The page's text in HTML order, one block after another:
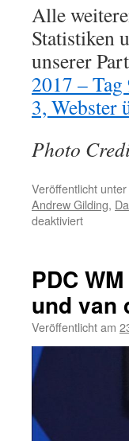
Alle
Statistiken
unserer
2017 –
3, Webster
Photo
Veröffentlicht unter
Andrew Gilding,
deaktiviertfür
–
Tag
9
–
Abend:
PDC
und van
Veröffentlicht am